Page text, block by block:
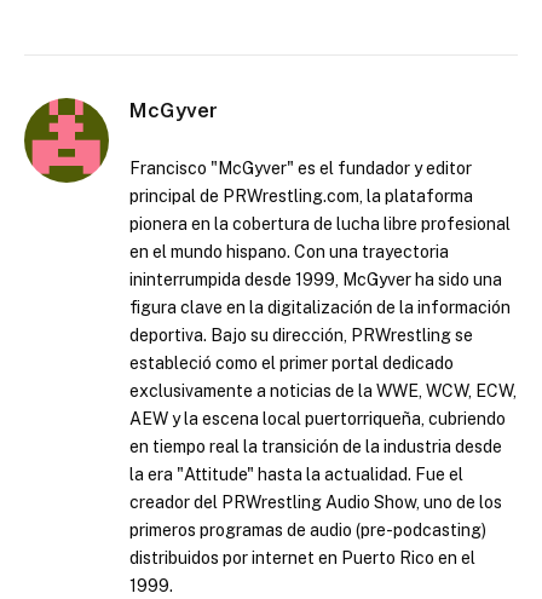
McGyver
Francisco "McGyver" es el fundador y editor
principal de PRWrestling.com, la plataforma
pionera en la cobertura de lucha libre profesional
en el mundo hispano. Con una trayectoria
ininterrumpida desde 1999, McGyver ha sido una
figura clave en la digitalización de la información
deportiva. Bajo su dirección, PRWrestling se
estableció como el primer portal dedicado
exclusivamente a noticias de la WWE, WCW, ECW,
AEW y la escena local puertorriqueña, cubriendo
en tiempo real la transición de la industria desde
la era "Attitude" hasta la actualidad. Fue el
creador del PRWrestling Audio Show, uno de los
primeros programas de audio (pre-podcasting)
distribuidos por internet en Puerto Rico en el
1999.